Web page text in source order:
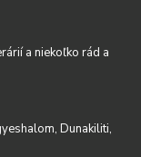
a niekoľko rád a
Dunakiliti,